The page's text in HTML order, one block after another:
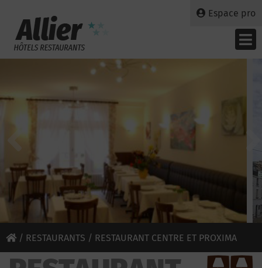
Espace pro
/ RESTAURANTS / RESTAURANT CENTRE ET PROXIMA